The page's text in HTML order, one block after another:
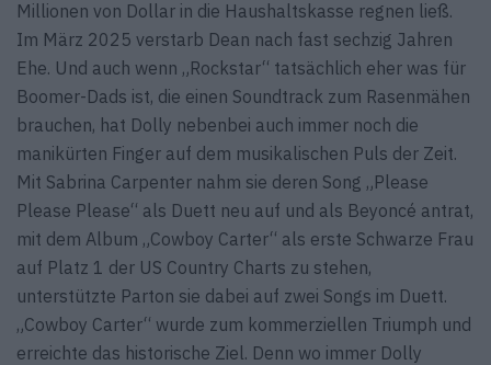
Millionen von Dollar in die Haushaltskasse regnen ließ.
Im März 2025 verstarb Dean nach fast sechzig Jahren
Ehe. Und auch wenn „Rockstar“ tatsächlich eher was für
Boomer-Dads ist, die einen Soundtrack zum Rasenmähen
brauchen, hat Dolly nebenbei auch immer noch die
manikürten Finger auf dem musikalischen Puls der Zeit.
Mit Sabrina Carpenter nahm sie deren Song „Please
Please Please“ als Duett neu auf und als Beyoncé antrat,
mit dem Album „Cowboy Carter“ als erste Schwarze Frau
auf Platz 1 der US Country Charts zu stehen,
unterstützte Parton sie dabei auf zwei Songs im Duett.
„Cowboy Carter“ wurde zum kommerziellen Triumph und
erreichte das historische Ziel. Denn wo immer Dolly